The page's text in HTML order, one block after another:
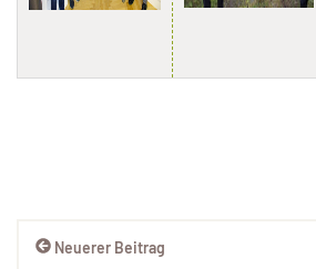
Neuerer Beitrag